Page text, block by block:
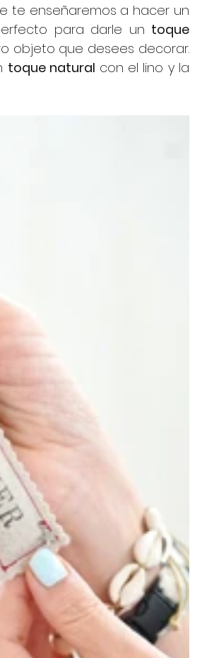
te enseñaremos a hacer un
para darle un toque
objeto que desees decorar.
toque natural con el lino y la